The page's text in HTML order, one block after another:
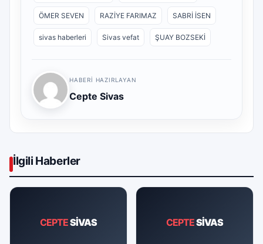
ÖMER SEVEN RAZİYE FARIMAZ SABRİ İSEN
sivas haberleri Sivas vefat ŞUAY BOZSEKİ
HABERI HAZIRLAYAN
Cepte Sivas
İlgili Haberler
CEPTESİVAS CEPTESİVAS